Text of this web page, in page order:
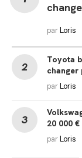
parLoris
Toyota
changer
parLoris
20 000
parLoris